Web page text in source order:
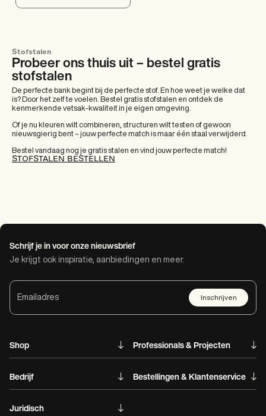
Stofstalen
Probeer ons thuis uit – bestel gratis
stofstalen
De perfecte bank begint bij de perfecte stof. En hoe weet je welke dat
is? Door het zelf te voelen. Bestel gratis stofstalen en ontdek de
kenmerkende vetsak-kwaliteit in je eigen omgeving.
Of je nu kleuren wilt combineren, structuren wilt testen of gewoon
nieuwsgierig bent – jouw perfecte match is maar één staal verwijderd.
Bestel vandaag nog je gratis stalen en vind jouw perfecte match!
STOFSTALEN BESTELLEN
Schrijf je in voor onze nieuwsbrief
Je krijgt ook inspiratie, aanbiedingen en meer.
Inschrijven
Shop Professionals & Projecten
Bedrijf Bestellingen & Klantenservice
Juridisch